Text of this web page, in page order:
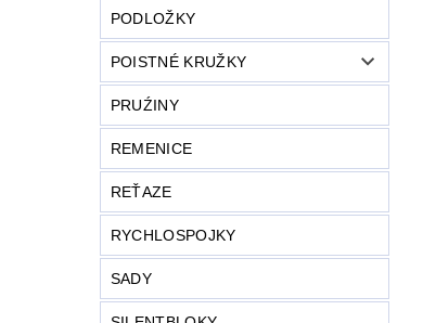
PODLOŽKY
POISTNÉ KRUŽKY
PRUŹINY
REMENICE
REŤAZE
RYCHLOSPOJKY
SADY